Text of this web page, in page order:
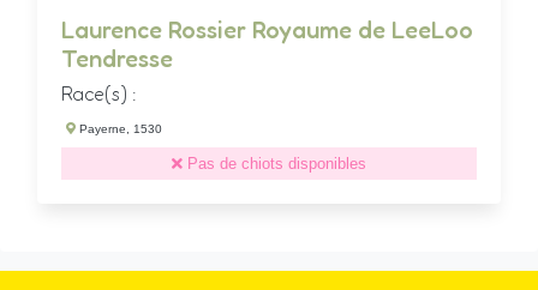
Laurence Rossier Royaume de LeeLoo
Tendresse
Race(s) :
Payerne, 1530
Pas de chiots disponibles